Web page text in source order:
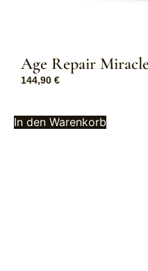
Age Repair
144,90 €
In den Warenkorb